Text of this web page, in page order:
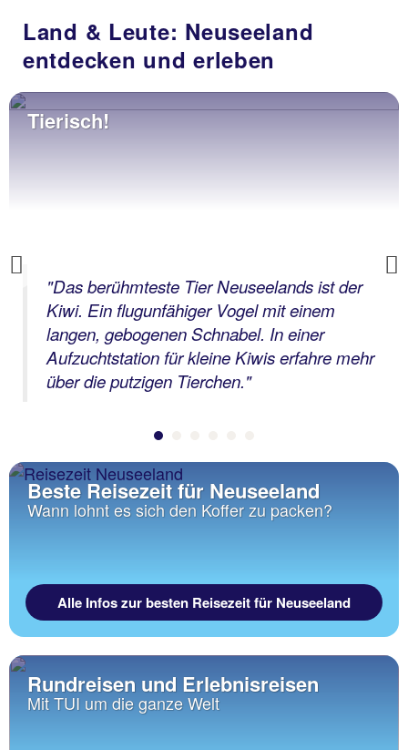
Land & Leute: Neuseeland
entdecken und erleben
Previous
Tierisch!
"Das berühmteste Tier Neuseelands ist der
Kiwi. Ein flugunfähiger Vogel mit einem
langen, gebogenen Schnabel. In einer
Aufzuchtstation für kleine Kiwis erfahre mehr
über die putzigen Tierchen."
Beste Reisezeit für Neuseeland
Wann lohnt es sich den Koffer zu packen?
Alle Infos zur besten Reisezeit für Neuseeland
Rundreisen und Erlebnisreisen
Mit TUI um die ganze Welt